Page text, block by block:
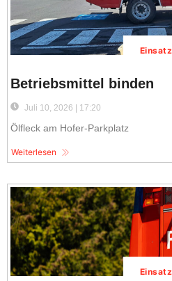
Einsatz
Betriebsmittel binden
Juli 10, 2026 | 17:20
Ölfleck am Hofer-Parkplatz
Weiterlesen
Einsatz